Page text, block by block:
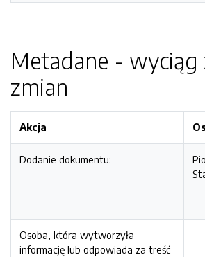
Metadane - wyciąg
zmian
Akcja
Dodanie dokumentu:
Osoba, która wytworzyła
informację lub odpowiada za treść